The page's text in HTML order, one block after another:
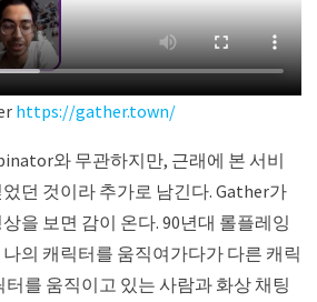
https://gather.town/
와 무관하지만, 근래에 본 서비
던 것이라 추가로 남긴다. Gather가
을 보면 감이 온다. 90년대 롤플레잉
의 캐릭터를 움직여가다가 다른 캐릭
를 움직이고 있는 사람과 화상 채팅